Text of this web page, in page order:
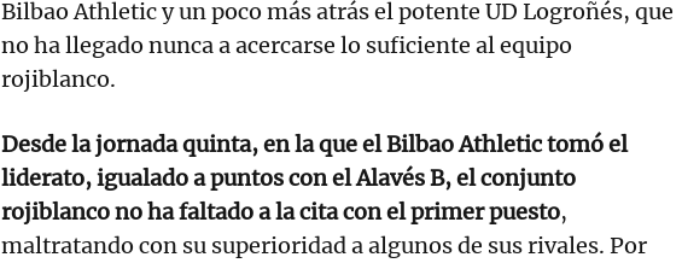
Bilbao Athletic y un poco más atrás el potente UD Logroñés, que
no ha llegado nunca a acercarse lo suficiente al equipo
rojiblanco.
Desde la jornada quinta, en la que el Bilbao Athletic tomó el
liderato, igualado a puntos con el Alavés B, el conjunto
rojiblanco no ha faltado a la cita con el primer puesto,
maltratando con su superioridad a algunos de sus rivales. Por